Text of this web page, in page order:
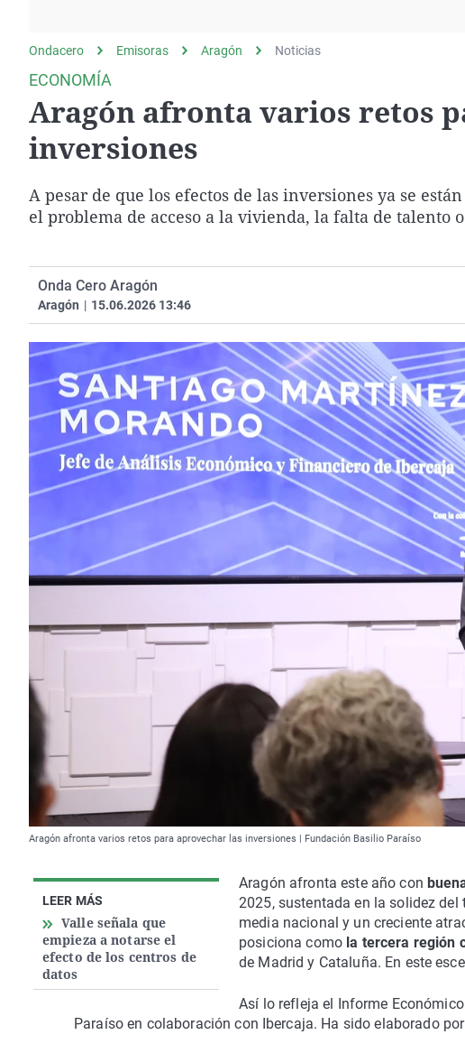
Operación Viuda
Negra
Navarra
Ondacero Emisoras Aragón Noticias
ECONOMÍA
Aragón afronta varios retos
inversiones
A pesar de que los efectos de las inversiones ya se
el problema de acceso a la vivienda, la falta de talento
Onda Cero Aragón
Aragón | 15.06.2026 13:46
Aragón afronta varios retos para aprovechar las inversiones | Fundación Basilio Paraíso
LEER MÁS
Valle señala que
empieza a notarse el
efecto de los centros de
datos
Aragón afronta este año con
2025, sustentada en la solidez
media nacional y un creciente
posiciona comola tercera región
de Madrid y Cataluña. En este
Así lo refleja el Informe
Paraíso en colaboración con Ibercaja. Ha sido elaborado